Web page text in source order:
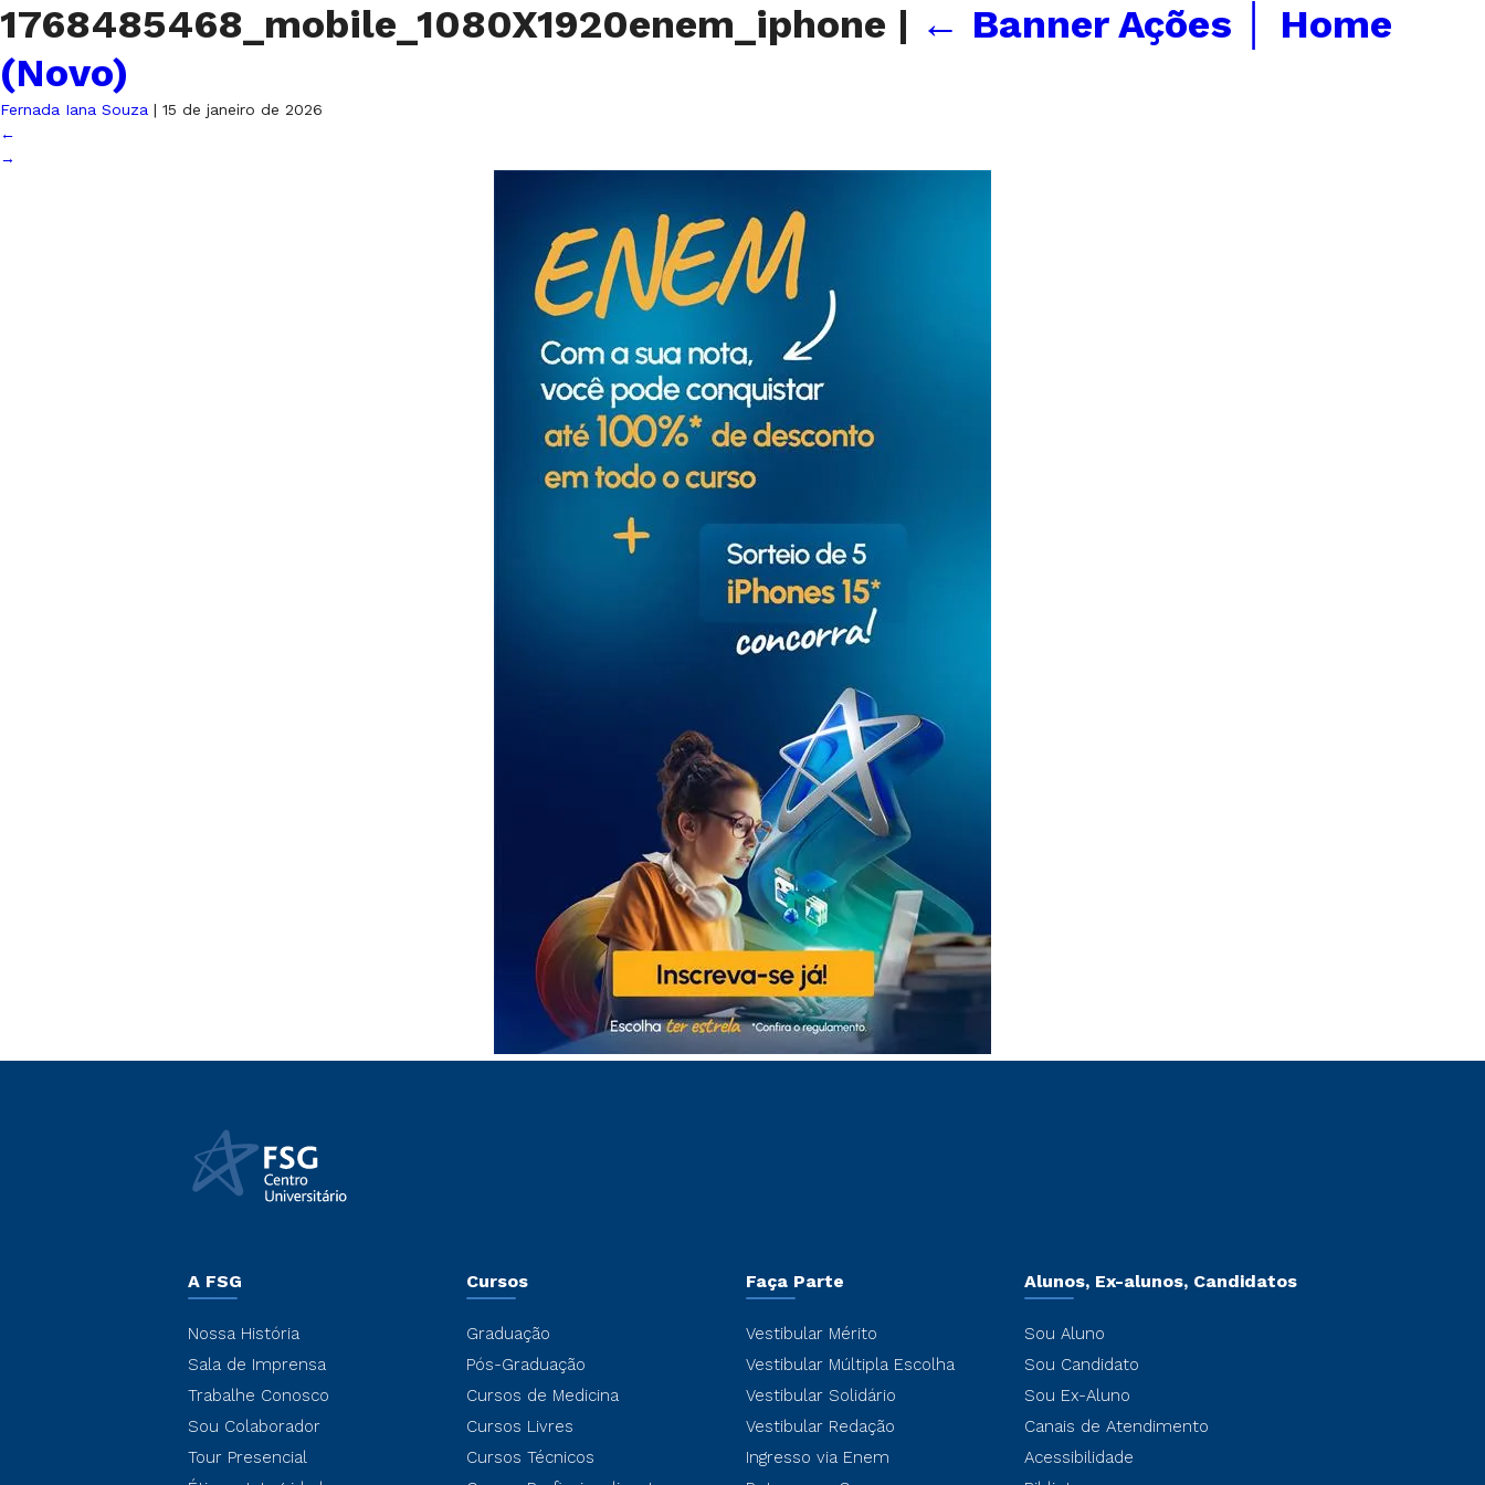
1768485468_mobile_1080X1920enem_iphone | ← Banner Ações │ Home
(Novo)
Fernada Iana Souza | 15 de janeiro de 2026
←
→
A FSG
Nossa História
Sala de Imprensa
Trabalhe Conosco
Sou Colaborador
Tour Presencial
Cursos
Graduação
Pós-Graduação
Cursos de Medicina
Cursos Livres
Cursos Técnicos
Faça Parte
Vestibular Mérito
Vestibular Múltipla Escolha
Vestibular Solidário
Vestibular Redação
Ingresso via Enem
Alunos, Ex-alunos, Candidatos
Sou Aluno
Sou Candidato
Sou Ex-Aluno
Canais de Atendimento
Acessibilidade